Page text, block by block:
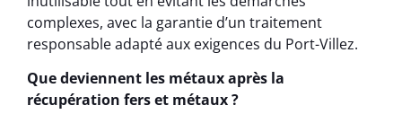
complexes, avec la garantie d’un traitement
responsable adapté aux exigences du Port-Villez.
Que deviennent les métaux après la
récupération fers et métaux ?